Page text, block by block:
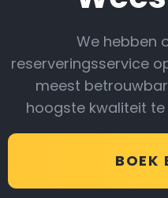
We hebben
reserveringsservice
meest
hoogste kwaliteit te
BOEK